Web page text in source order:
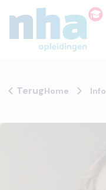
TerugHome Info